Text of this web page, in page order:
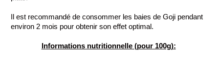
Il est recommandé de consommer les baies de Goji pendant
environ 2 mois pour obtenir son effet optimal.
Informations nutritionnelle (pour 100g):